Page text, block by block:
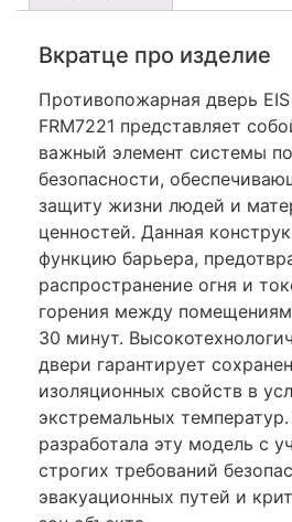
Вкратце про изделие
Противопожарная дверь
FRM7221 представляет
важный элемент системы
безопасности,
защиту жизни людей и
ценностей. Данная
функцию барьера,
распространение огня и
горения между
30 минут.
двери гарантирует
изоляционных свойств в
экстремальных
разработала эту модель с
строгих требований
эвакуационных путей и